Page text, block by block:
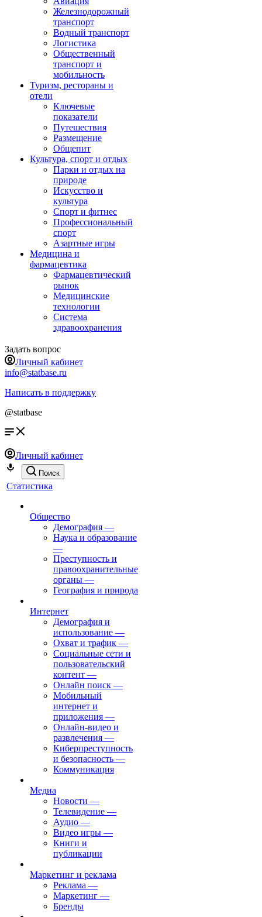
Железнодорожный
транспорт
Водный транспорт
Логистика
Общественный
транспорт и
мобильность
Туризм, рестораны и
отели
Ключевые
показатели
Путешествия
Размещение
Общепит
Культура, спорт и отдых
Парки и отдых на
природе
Искусство и
культура
Спорт и фитнес
Профессиональный
спорт
Азартные игры
Медицина и
фармацевтика
Фармацевтический
рынок
Медицинские
технологии
Система
здравоохранения
Задать вопрос
Личный кабинет
info@statbase.ru
Написать в поддержку
@statbase
Личный кабинет
Поиск
Статистика
Общество
Демография —
Наука и образование
—
Преступность и
правоохранительные
органы —
География и природа
Интернет
Демография и
использование —
Охват и трафик —
Социальные сети и
пользовательский
контент —
Онлайн поиск —
Мобильный
интернет и
приложения —
Онлайн-видео и
развлечения —
Киберпреступность
и безопасность —
Коммуникация
Медиа
Новости —
Телевидение —
Аудио —
Видео игры —
Книги и
публикации
Маркетинг и реклама
Реклама —
Маркетинг —
Бренды